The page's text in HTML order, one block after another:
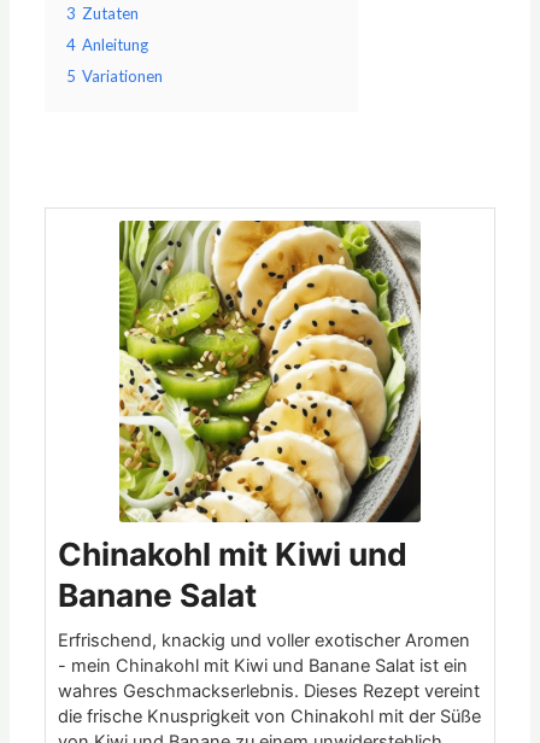
3 Zutaten
4 Anleitung
5 Variationen
Chinakohl mit Kiwi und
Banane Salat
Erfrischend, knackig und voller exotischer Aromen
- mein Chinakohl mit Kiwi und Banane Salat ist ein
wahres Geschmackserlebnis. Dieses Rezept vereint
die frische Knusprigkeit von Chinakohl mit der Süße
Minuten Minuten
Minuten